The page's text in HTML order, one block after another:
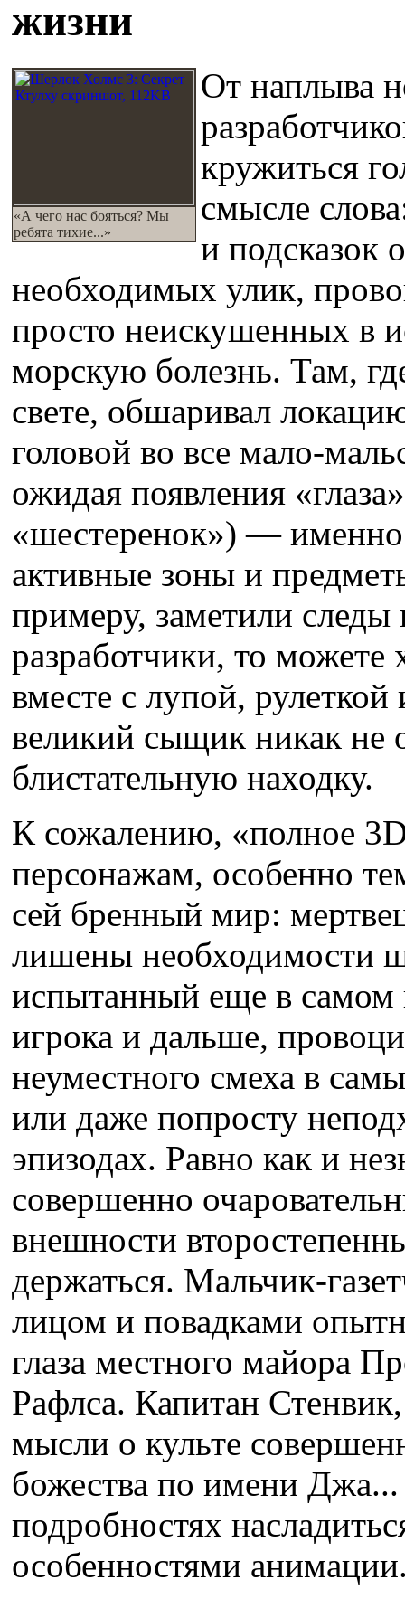
жизни
«А чего нас бояться? Мы
ребята тихие...»
От наплыва
кружиться
смысле
и подсказок
необходимых улик,
просто неискушенных в
морскую болезнь. Там,
свете, обшаривал
головой во все мало-
ожидая появления
«шестеренок») — именно
активные зоны и
примеру, заметили следы
разработчики, то
вместе с лупой,
великий сыщик никак не
блистательную находку.
К сожалению, «полное
персонажам, особенно
сей бренный мир:
лишены необходимости
испытанный еще в самом
игрока и дальше,
неуместного смеха в
или даже попросту
эпизодах. Равно как и
совершенно
внешности
держаться. Мальчик-
лицом и повадками
глаза местного майора
Рафлса. Капитан
мысли о культе
божества по имени
подробностях
особенностями